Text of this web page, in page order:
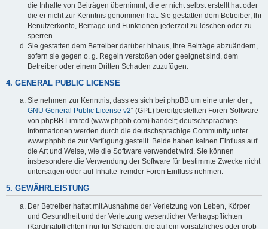
die Inhalte von Beiträgen übernimmt, die er nicht selbst erstellt hat oder
die er nicht zur Kenntnis genommen hat. Sie gestatten dem Betreiber, Ihr
Benutzerkonto, Beiträge und Funktionen jederzeit zu löschen oder zu
sperren.
Sie gestatten dem Betreiber darüber hinaus, Ihre Beiträge abzuändern,
sofern sie gegen o. g. Regeln verstoßen oder geeignet sind, dem
Betreiber oder einem Dritten Schaden zuzufügen.
4. GENERAL PUBLIC LICENSE
Sie nehmen zur Kenntnis, dass es sich bei phpBB um eine unter der „
GNU General Public License v2“ (GPL) bereitgestellten Foren-Software
von phpBB Limited (www.phpbb.com) handelt; deutschsprachige
Informationen werden durch die deutschsprachige Community unter
www.phpbb.de zur Verfügung gestellt. Beide haben keinen Einfluss auf
die Art und Weise, wie die Software verwendet wird. Sie können
insbesondere die Verwendung der Software für bestimmte Zwecke nicht
untersagen oder auf Inhalte fremder Foren Einfluss nehmen.
5. GEWÄHRLEISTUNG
Der Betreiber haftet mit Ausnahme der Verletzung von Leben, Körper
und Gesundheit und der Verletzung wesentlicher Vertragspflichten
(Kardinalpflichten) nur für Schäden, die auf ein vorsätzliches oder grob